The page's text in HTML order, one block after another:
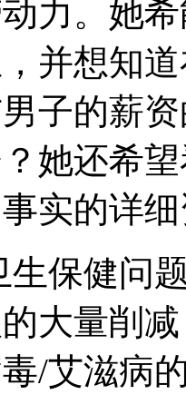
力。她
并想知
子的薪
她还希
实的详
生保健问
大量削
/艾滋病